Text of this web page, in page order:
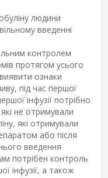
людини
введенні
контролем
протягом усього
ознаки
під час першої
інфузії потрібно
не отримували
які отримували
або після
введення
потрібен контроль
інфузії, а також